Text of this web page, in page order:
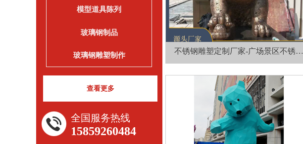
查看更多
全国服务热线
15859260484
模型道具陈列
玻璃钢制品
玻璃钢雕塑制作
不锈钢雕塑定制厂家-广场景区不锈钢
雕塑制作安装